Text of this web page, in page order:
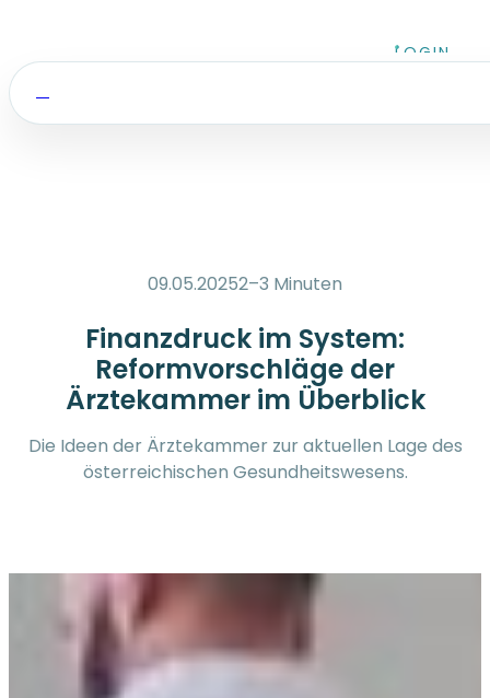
LOGIN
09.05.20252–3 Minuten
Finanzdruck im System:
Reformvorschläge der
Ärztekammer im Überblick
Die Ideen der Ärztekammer zur aktuellen Lage des
österreichischen Gesundheitswesens.